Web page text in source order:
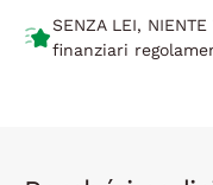
SENZA LEI,
finanziari